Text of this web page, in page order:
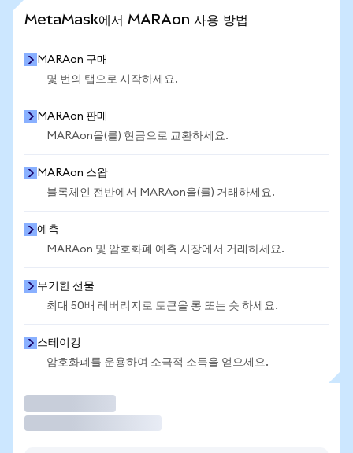
MetaMask에서 MARAon 사용 방법
MARAon 구매
몇 번의 탭으로 시작하세요.
MARAon 판매
MARAon을(를) 현금으로 교환하세요.
MARAon 스왑
블록체인 전반에서 MARAon을(를) 거래하세요.
예측
MARAon 및 암호화폐 예측 시장에서 거래하세요.
무기한 선물
최대 50배 레버리지로 토큰을 롱 또는 숏 하세요.
스테이킹
암호화폐를 운용하여 소극적 소득을 얻으세요.